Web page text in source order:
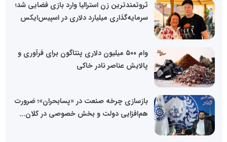
ثروتمندترین زن استرالیا وارد بازی فضایی شد؛
سرمایه‌گذاری میلیارد دلاری در اسپیس‌ایکس
وام ۵۰۰ میلیون دلاری پنتاگون برای فرآوری و
پالایش عناصر نادر خاکی
بازسازی چرخه صنعت در «پسا‌بحران»؛ ضرورت
هم‌افزایی دولت و بخش خصوصی در کلان‌...